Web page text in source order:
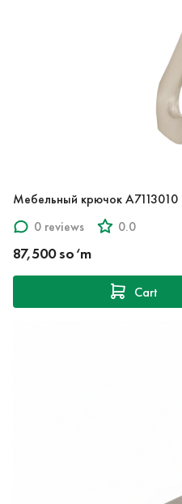
Мебельный крючок
0 reviews
0.0
87,500 so‘m
Cart